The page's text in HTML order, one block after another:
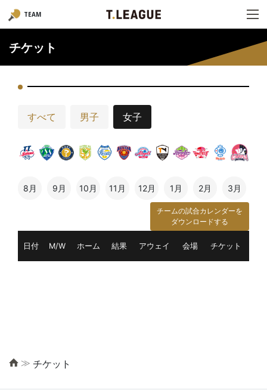
TEAM
チケット
すべて 男子 女子
8月 9月 10月 11月 12月 1月 2月 3月
チームの試合カレンダーを
ダウンロードする
日付 M/W ホーム 結果 アウェイ 会場 チケット
≫ チケット